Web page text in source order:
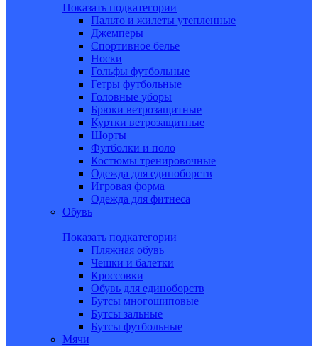
Показать подкатегории
Пальто и жилеты утепленные
Джемперы
Спортивное белье
Носки
Гольфы футбольные
Гетры футбольные
Головные уборы
Брюки ветрозащитные
Куртки ветрозащитные
Шорты
Футболки и поло
Костюмы тренировочные
Одежда для единоборств
Игровая форма
Одежда для фитнеса
Обувь
Показать подкатегории
Пляжная обувь
Чешки и балетки
Кроссовки
Обувь для единоборств
Бутсы многошиповые
Бутсы зальные
Бутсы футбольные
Мячи